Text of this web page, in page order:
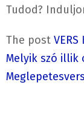
Tudod?
The post
Melyik szó illik